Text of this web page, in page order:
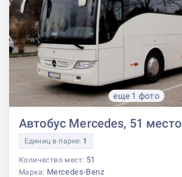
еще 1 фото
Автобус Mercedes, 51 место
Единиц в парке: 1
Количество мест: 51
Марка: Mercedes-Benz